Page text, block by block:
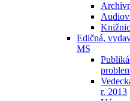
Edičná,
MS
r. 2013